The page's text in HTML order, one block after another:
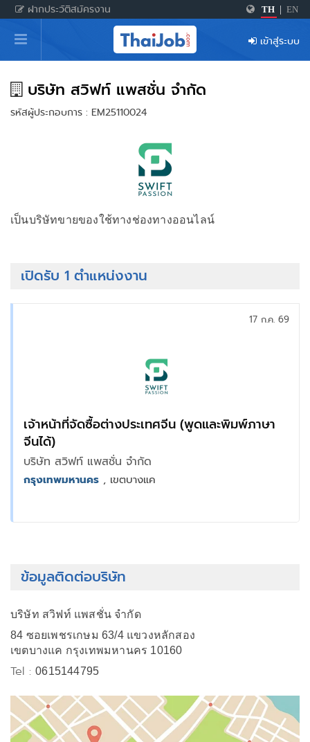
ฝากประวัติสมัครงาน TH EN
หน้าหลัก
ผู้สมัครงาน: เข้าสู่ระบบ
ฝากประวัติสมัครงาน
เกร็ดความรู้
เข้าสู่ระบบ
บริษัท สวิฟท์ แพสชั่น จำกัด
รหัสผู้ประกอบการ : EM25110024
เป็นบริษัทขายของใช้ทางช่องทางออนไลน์
เปิดรับ 1 ตำแหน่งงาน
เจ้าหน้าที่จัดซื้อต่างประเทศจีน (พูดและพิมพ์ภาษา
จีนได้)
บริษัท สวิฟท์ แพสชั่น จำกัด
17 ก.ค. 69
กรุงเทพมหานคร , เขตบางแค
ข้อมูลติดต่อบริษัท
บริษัท สวิฟท์ แพสชั่น จำกัด
84 ซอยเพชรเกษม 63/4 แขวงหลักสอง
เขตบางแค กรุงเทพมหานคร 10160
Tel :0615144795